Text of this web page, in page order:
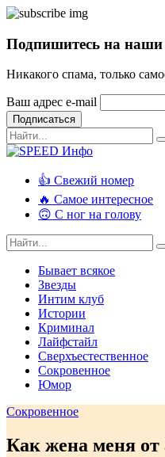
Подпишитесь на наши
Никакого спама, только
Ваш адрес e-mail
Подписаться
👍 Свежий номер
🔥 Самое интересное
🙃 С ног на голову
Бывает всякое
Звезды
Интим клуб
Истории
Криминал
Лайфстайл
Сверхъестественное
Сокровенное
Юмор
Сокровенное
Как жена меня от